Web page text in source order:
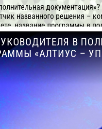
названного решения –
название программы в
ведение
СОФТ
В
«АЛТИУС –